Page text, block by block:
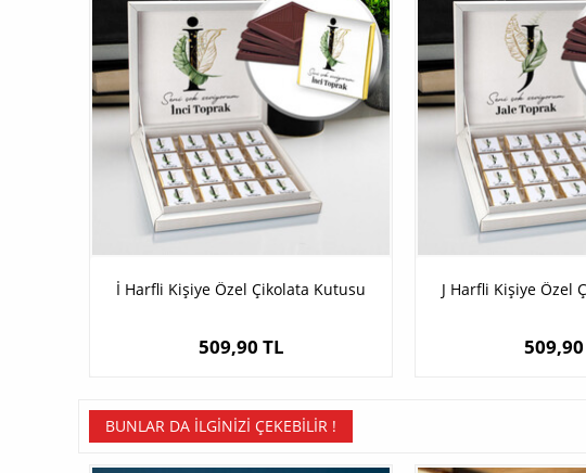
İ Harfli Kişiye Özel Çikolata Kutusu
509,90 TL
J Harfli Kişiye Özel
BUNLAR DA İLGINIZI ÇEKEBILIR !